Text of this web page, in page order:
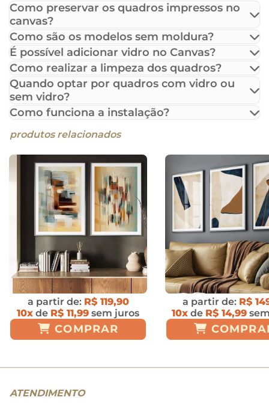
Como preservar os quadros impressos no
canvas?
Como são os modelos sem moldura?
É possível adicionar vidro no Canvas?
Como realizar a limpeza dos quadros?
Quando optar por quadros com vidro ou
sem vidro?
Como funciona a instalação?
produtos relacionados
a partir de: R$ 119,90
10x de R$ 11,99 sem juros
COMPRAR
a partir de: R$
10x de R$ 14,99
ATENDIMENTO